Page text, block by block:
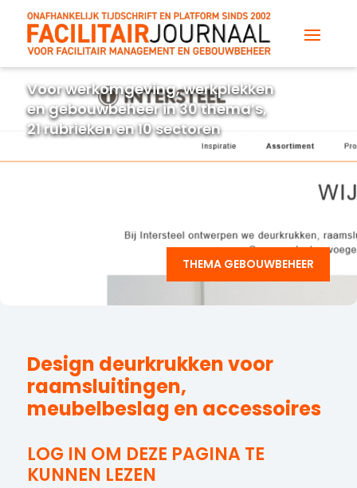
Voor werkomgeving, werkplekken
en gebouwbeheer in 30 thema’s,
21 rubrieken en 10 sectoren
THEMA GEBOUWBEHEER
Design deurkrukken voor
raamsluitingen,
meubelbeslag en accessoires
LOG IN OM DEZE PAGINA TE
KUNNEN LEZEN